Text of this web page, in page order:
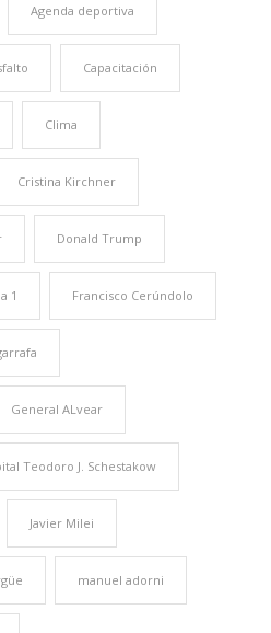
Agenda deportiva
Capacitación
Clima
Cristina Kirchner
Donald Trump
1 Francisco Cerúndolo
General ALvear
Teodoro J. Schestakow
Javier Milei
manuel adorni